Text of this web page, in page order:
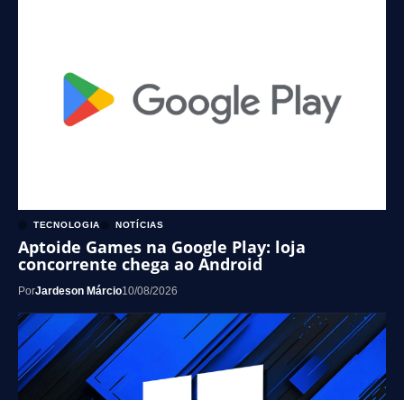
TECNOLOGIA NOTÍCIAS
Aptoide Games na Google Play: loja
concorrente chega ao Android
PorJardeson Márcio10/08/2026